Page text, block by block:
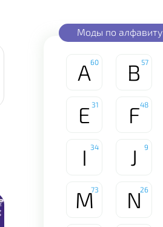
Моды по алфавиту
A60 B 57
E 31 F48
I 34 J 9
M73 N26